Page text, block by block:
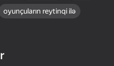
oyunçuların reytinqi ilə